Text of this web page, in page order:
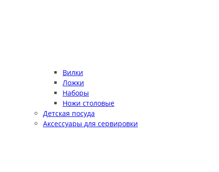
Вилки
Ложки
Наборы
Ножи столовые
Детская посуда
Аксессуары для сервировки